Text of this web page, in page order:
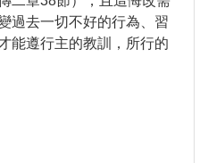
過去一切不好的行為、習
能遵行主的教訓，所行的